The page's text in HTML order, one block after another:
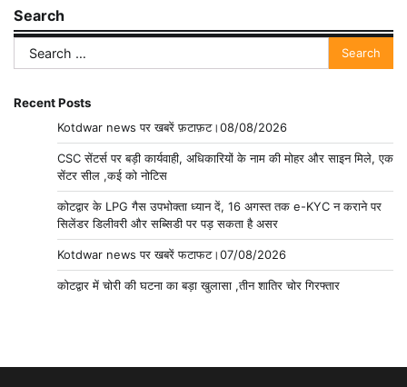
Search
Search
for:
Recent Posts
Kotdwar news पर खबरें फ़टाफ़ट।08/08/2026
CSC सेंटर्स पर बड़ी कार्यवाही, अधिकारियों के नाम की मोहर और साइन मिले, एक
सेंटर सील ,कई को नोटिस
कोटद्वार के LPG गैस उपभोक्ता ध्यान दें, 16 अगस्त तक e-KYC न कराने पर
सिलेंडर डिलीवरी और सब्सिडी पर पड़ सकता है असर
Kotdwar news पर खबरें फटाफट।07/08/2026
कोटद्वार में चोरी की घटना का बड़ा खुलासा ,तीन शातिर चोर गिरफ्तार